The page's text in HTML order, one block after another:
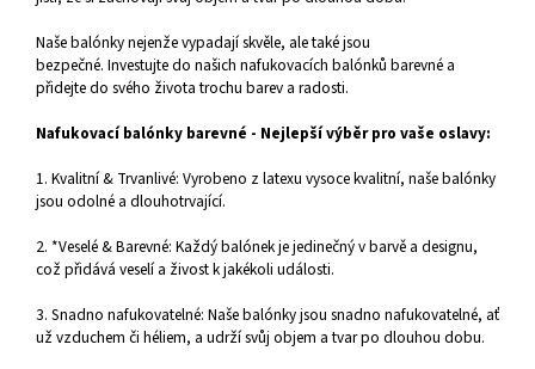
Naše balónky nejenže vypadají skvěle, ale také jsou
bezpečné. Investujte do našich nafukovacích balónků barevné a
přidejte do svého života trochu barev a radosti.
Nafukovací balónky barevné - Nejlepší výběr pro vaše oslavy:
1. Kvalitní & Trvanlivé: Vyrobeno z latexu vysoce kvalitní, naše balónky
jsou odolné a dlouhotrvající.
2. *Veselé & Barevné: Každý balónek je jedinečný v barvě a designu,
což přidává veselí a živost k jakékoli události.
3. Snadno nafukovatelné: Naše balónky jsou snadno nafukovatelné, ať
už vzduchem či héliem, a udrží svůj objem a tvar po dlouhou dobu.